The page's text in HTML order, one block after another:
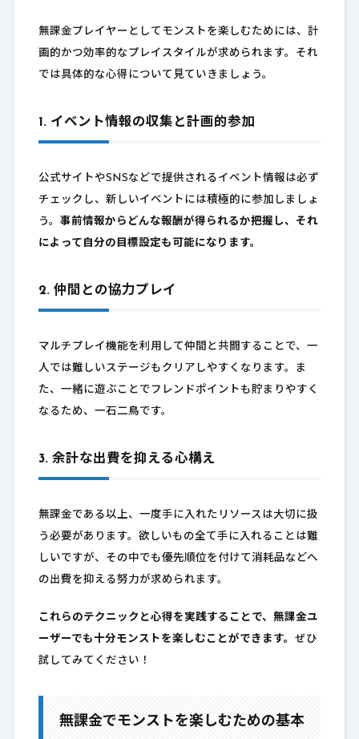
無課金プレイヤーとしてモンストを楽しむためには、計
画的かつ効率的なプレイスタイルが求められます。それ
では具体的な心得について見ていきましょう。
1. イベント情報の収集と計画的参加
公式サイトやSNSなどで提供されるイベント情報は必ず
チェックし、新しいイベントには積極的に参加しましょ
う。 事前情報からどんな報酬が得られるか把握し、それ
によって自分の目標設定も可能になります。
2. 仲間との協力プレイ
マルチプレイ機能を利用して仲間と共闘することで、一
人では難しいステージもクリアしやすくなります。ま
た、一緒に遊ぶことでフレンドポイントも貯まりやすく
なるため、一石二鳥です。
3. 余計な出費を抑える心構え
無課金である以上、一度手に入れたリソースは大切に扱
う必要があります。欲しいもの全て手に入れることは難
しいですが、その中でも優先順位を付けて消耗品などへ
の出費を抑える努力が求められます。
これらのテクニックと心得を実践することで、無課金ユ
ーザーでも十分モンストを楽しむことができます。 ぜひ
試してみてください！
無課金でモンストを楽しむための基本